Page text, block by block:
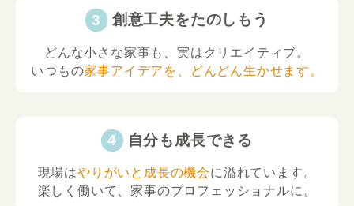
創意工夫をたのしもう
どんな小さな家事も、実はクリエイティブ。
いつもの家事アイデアを、どんどん生かせます。
自分も成長できる
現場はやりがいと成長の機会に溢れています。
楽しく働いて、家事のプロフェッショナルに。